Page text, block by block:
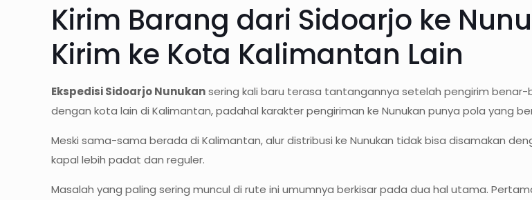
Kirim Barang dari Sidoarjo ke
Kirim ke Kota Kalimantan Lain
Ekspedisi Sidoarjo Nunukansering kali baru terasa tantangannya setelah pengirim
dengan kota lain di Kalimantan, padahal karakter pengiriman ke Nunukan punya pola yang
Meski sama-sama berada di Kalimantan, alur distribusi ke Nunukan tidak bisa disamakan
kapal lebih padat dan reguler.
Masalah yang paling sering muncul di rute ini umumnya berkisar pada dua hal utama.